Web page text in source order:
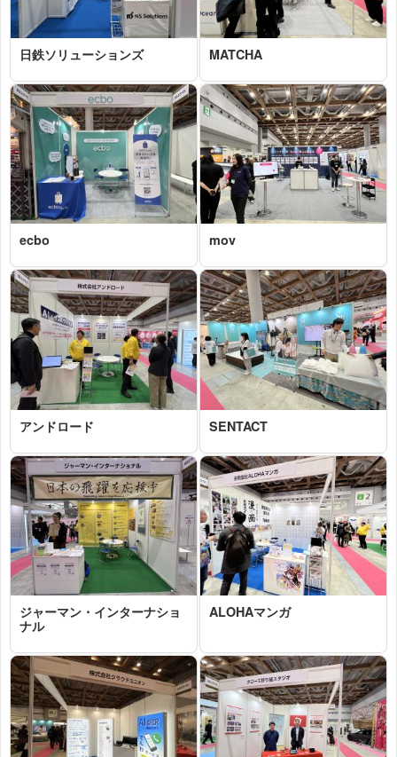
日鉄ソリューションズ
2026-03-04 16:01:04=>202603020007
MATCHA
ecbo mov
アンドロード
2026-03-04 15:34:34=>202603020011
SENTACT
ジャーマン・インターナショ
ナル
ALOHAマンガ